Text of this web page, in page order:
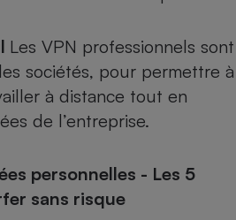
Les VPN professionnels sont
sociétés, pour permettre à
à distance tout en
de l’entreprise.
personnelles - Les 5
sans risque